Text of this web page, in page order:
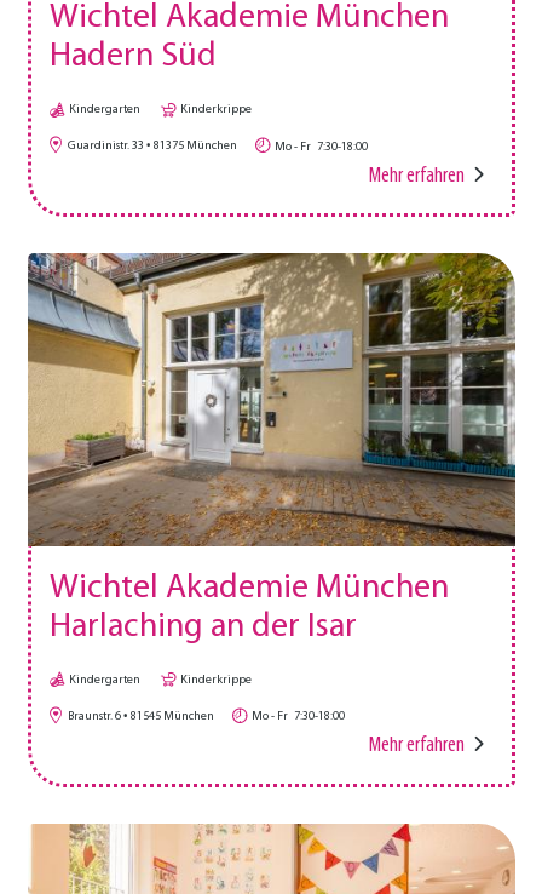
Wichtel Akademie München
Hadern Süd
Kindergarten Kinderkrippe
Guardinistr. 33 81375 München Mo - Fr 7:30-18:00
Mehr erfahren
Wichtel Akademie München
Harlaching an der Isar
Kindergarten Kinderkrippe
Braunstr. 6 81545 München Mo - Fr 7:30-18:00
Mehr erfahren